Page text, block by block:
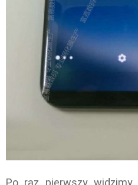
Po raz pierwszy widzimy